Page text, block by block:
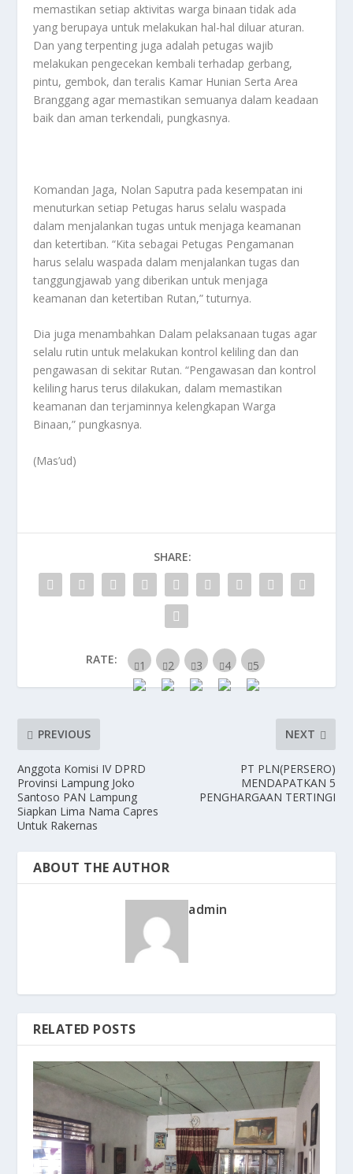
memastikan setiap aktivitas warga binaan tidak ada
yang berupaya untuk melakukan hal-hal diluar aturan.
Dan yang terpenting juga adalah petugas wajib
melakukan pengecekan kembali terhadap gerbang,
pintu, gembok, dan teralis Kamar Hunian Serta Area
Branggang agar memastikan semuanya dalam keadaan
baik dan aman terkendali, pungkasnya.
Komandan Jaga, Nolan Saputra pada kesempatan ini
menuturkan setiap Petugas harus selalu waspada
dalam menjalankan tugas untuk menjaga keamanan
dan ketertiban. “Kita sebagai Petugas Pengamanan
harus selalu waspada dalam menjalankan tugas dan
tanggungjawab yang diberikan untuk menjaga
keamanan dan ketertiban Rutan,” tuturnya.
Dia juga menambahkan Dalam pelaksanaan tugas agar
selalu rutin untuk melakukan kontrol keliling dan dan
pengawasan di sekitar Rutan. “Pengawasan dan kontrol
keliling harus terus dilakukan, dalam memastikan
keamanan dan terjaminnya kelengkapan Warga
Binaan,” pungkasnya.
(Mas’ud)
SHARE:
RATE:
PREVIOUS
Anggota Komisi IV DPRD
Provinsi Lampung Joko
Santoso PAN Lampung
Siapkan Lima Nama Capres
Untuk Rakernas
NEXT
PT PLN(PERSERO)
MENDAPATKAN 5
PENGHARGAAN TERTINGI
ABOUT THE AUTHOR
admin
RELATED POSTS